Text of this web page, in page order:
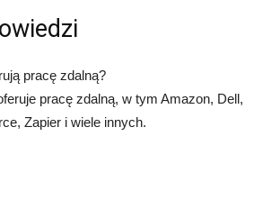
pracę zdalną?
pracę zdalną, w tym Amazon, Dell,
Zapier i wiele innych.